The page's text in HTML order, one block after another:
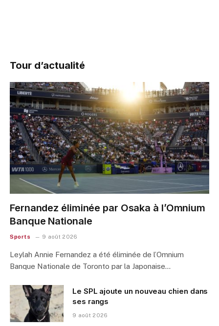
Tour d’actualité
Fernandez éliminée par Osaka à l’Omnium
Banque Nationale
Sports 9 août 2026
Leylah Annie Fernandez a été éliminée de l’Omnium
Banque Nationale de Toronto par la Japonaise…
Le SPL ajoute un nouveau chien dans
ses rangs
9 août 2026